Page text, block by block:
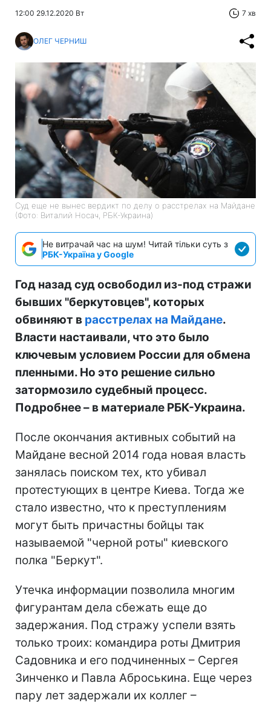
12:00 29.12.2020 Вт 7 хв
ОЛЕГ ЧЕРНИШ
Суд еще не вынес вердикт по делу о расстрелах на Майдане
(Фото: Виталий Носач, РБК-Украина)
Не витрачай час на шум! Читай тільки суть з
РБК-Україна у Google
Год назад суд освободил из-под стражи
бывших "беркутовцев", которых
обвиняют в расстрелах на Майдане.
Власти настаивали, что это было
ключевым условием России для обмена
пленными. Но это решение сильно
затормозило судебный процесс.
Подробнее – в материале РБК-Украина.
После окончания активных событий на
Майдане весной 2014 года новая власть
занялась поиском тех, кто убивал
протестующих в центре Киева. Тогда же
стало известно, что к преступлениям
могут быть причастны бойцы так
называемой "черной роты" киевского
полка "Беркут".
Утечка информации позволила многим
фигурантам дела сбежать еще до
задержания. Под стражу успели взять
только троих: командира роты Дмитрия
Садовника и его подчиненных – Сергея
Зинченко и Павла Аброськина. Еще через
пару лет задержали их коллег –